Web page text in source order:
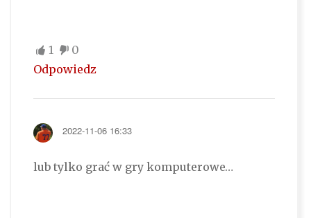
1
0
Odpowiedz
2022-11-06 16:33
lub tylko grać w gry komputerowe…